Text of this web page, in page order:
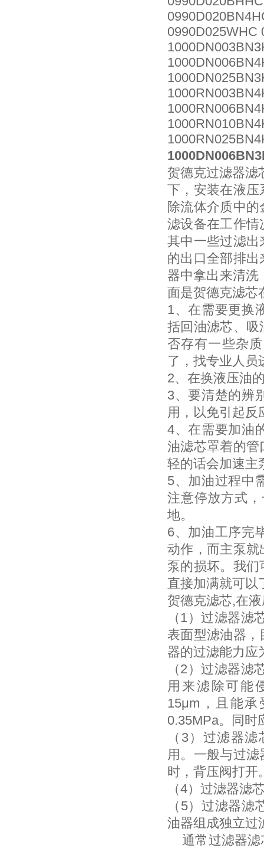
0990D025WHC
贺德克过滤器滤
下，安装在液
除流体介质中
滤设备在工作
其中一些过滤
的出口全部排
器中拿出来清洗
面是贺德克滤芯
1、在需要更换
括回油滤芯、
否存有一些杂
了，找专业人员
2、在换液压油
3、要清楚的辨
用，以免引起反
4、在需要加油
油滤芯罩着的
轻的话会加速主
5、加油过程中
注意停放方式
地。
6、加油工序完
动作，而主泵
泵的损坏。我
直接加满就可以
贺德克滤芯,在
（1）过滤器
表面型滤油器
器的过滤能力应
（2）过滤器
用来滤除可能
15μm，且能
0.35MPa。同
（3）过滤器
用。一般与过
时，背压阀打开
（4）过滤器滤
（5）过滤器
油器组成独立
通常过滤器滤